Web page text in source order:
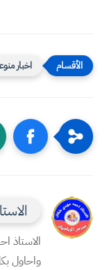
اخبار
الاستاذ
واحاول